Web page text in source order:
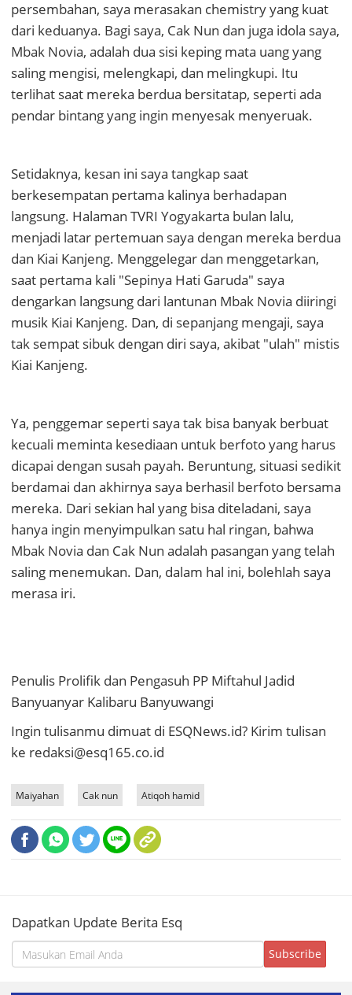
persembahan, saya merasakan chemistry yang kuat
dari keduanya. Bagi saya, Cak Nun dan juga idola saya,
Mbak Novia, adalah dua sisi keping mata uang yang
saling mengisi, melengkapi, dan melingkupi. Itu
terlihat saat mereka berdua bersitatap, seperti ada
pendar bintang yang ingin menyesak menyeruak.
Setidaknya, kesan ini saya tangkap saat
berkesempatan pertama kalinya berhadapan
langsung. Halaman TVRI Yogyakarta bulan lalu,
menjadi latar pertemuan saya dengan mereka berdua
dan Kiai Kanjeng. Menggelegar dan menggetarkan,
saat pertama kali "Sepinya Hati Garuda" saya
dengarkan langsung dari lantunan Mbak Novia diiringi
musik Kiai Kanjeng. Dan, di sepanjang mengaji, saya
tak sempat sibuk dengan diri saya, akibat "ulah" mistis
Kiai Kanjeng.
Ya, penggemar seperti saya tak bisa banyak berbuat
kecuali meminta kesediaan untuk berfoto yang harus
dicapai dengan susah payah. Beruntung, situasi sedikit
berdamai dan akhirnya saya berhasil berfoto bersama
mereka. Dari sekian hal yang bisa diteladani, saya
hanya ingin menyimpulkan satu hal ringan, bahwa
Mbak Novia dan Cak Nun adalah pasangan yang telah
saling menemukan. Dan, dalam hal ini, bolehlah saya
merasa iri.
Penulis Prolifik dan Pengasuh PP Miftahul Jadid
Banyuanyar Kalibaru Banyuwangi
Ingin tulisanmu dimuat di ESQNews.id? Kirim tulisan
ke redaksi@esq165.co.id
Maiyahan Cak nun Atiqoh hamid
Dapatkan Update Berita Esq